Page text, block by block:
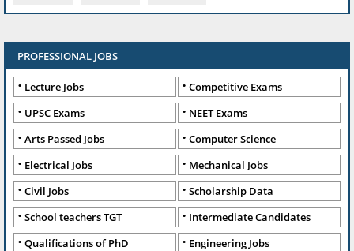
PROFESSIONAL JOBS
Lecture Jobs
Competitive Exams
UPSC Exams
NEET Exams
Arts Passed Jobs
Computer Science
Electrical Jobs
Mechanical Jobs
Civil Jobs
Scholarship Data
School teachers TGT
Intermediate Candidates
Qualifications of PhD
Engineering Jobs